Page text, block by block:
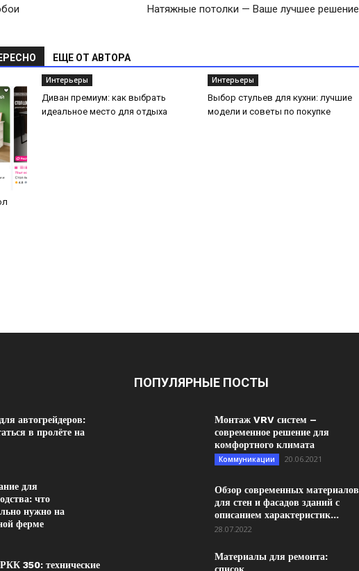
Натяжные потолки — Ваше лучшее решение
ЕЩЕ ОТ АВТОРА
Интерьеры
Диван премиум: как выбрать
идеальное место для отдыха
Интерьеры
Выбор стульев для кухни: лучшие
модели и советы по покупке
автогрейдеров:
в пролёте на
для
что
нужно на
ферме
350: технические
ПОПУЛЯРНЫЕ ПОСТЫ
Монтаж VRV систем –
современное решение для
комфортного климата
Коммуникации 20.06.2021
Обзор современных материалов
для стен и фасадов зданий с
описанием характеристик...
28.07.2022
Материалы для ремонта: